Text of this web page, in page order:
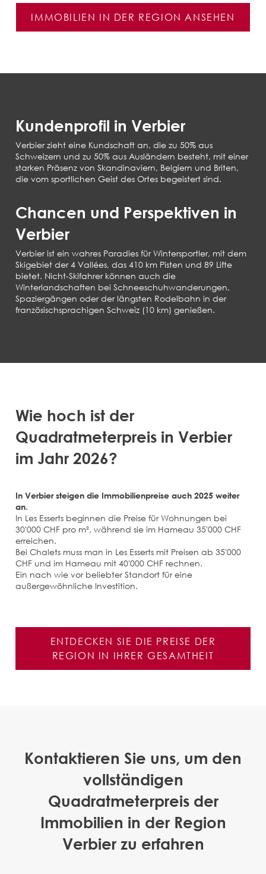
IMMOBILIEN IN DER REGION ANSEHEN
Kundenprofil in Verbier
Verbier zieht eine Kundschaft an, die zu 50% aus
Schweizern und zu 50% aus Ausländern besteht, mit einer
starken Präsenz von Skandinaviern, Belgiern und Briten,
die vom sportlichen Geist des Ortes begeistert sind.
Chancen und Perspektiven in
Verbier
Verbier ist ein wahres Paradies für Wintersportler, mit dem
Skigebiet der 4 Vallées, das 410 km Pisten und 89 Lifte
bietet. Nicht-Skifahrer können auch die
Winterlandschaften bei Schneeschuhwanderungen,
Spaziergängen oder der längsten Rodelbahn in der
französischsprachigen Schweiz (10 km) genießen.
Wie hoch ist der
Quadratmeterpreis in Verbier
im Jahr 2026?
In Verbier steigen die Immobilienpreise auch 2025 weiter
an.
In Les Esserts beginnen die Preise für Wohnungen bei
30'000 CHF pro m², während sie im Hameau 35'000 CHF
erreichen.
Bei Chalets muss man in Les Esserts mit Preisen ab 35'000
CHF und im Hameau mit 40'000 CHF rechnen.
Ein nach wie vor beliebter Standort für eine
außergewöhnliche Investition.
ENTDECKEN SIE DIE PREISE DER
REGION IN IHRER GESAMTHEIT
Kontaktieren Sie uns, um den
vollständigen
Quadratmeterpreis der
Immobilien in der Region
Verbier zu erfahren